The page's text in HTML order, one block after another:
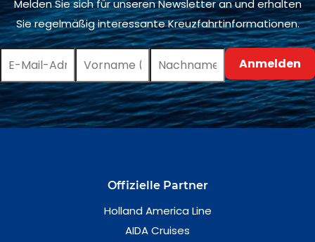
Melden Sie sich für unseren Newsletter an und erhalten
Sie regelmäßig interessante Kreuzfahrtinformationen.
Offizielle Partner
Holland America Line
AIDA Cruises